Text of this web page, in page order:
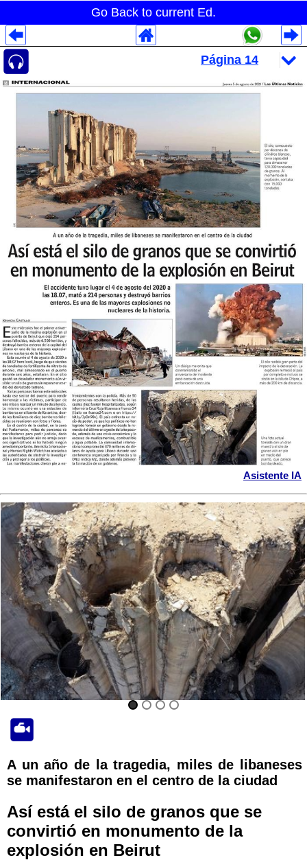
Go Back to current Ed.
Asistente IA
A un año de la tragedia, miles de libaneses
se manifestaron en el centro de la ciudad
Así está el silo de granos que se
convirtió en monumento de la
explosión en Beirut
Despliegues Analytics
Despliegues Totales
Despliegues por Rubros